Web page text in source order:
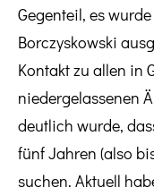
Gegenteil, es
Borczyskowski
Kontakt zu allen in
niedergelassenen
deutlich wurde,
fünf Jahren (also
suchen. Aktuell